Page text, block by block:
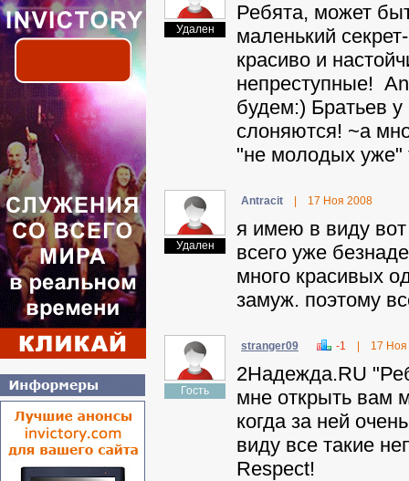
Удален
Ребята, может
маленький
красиво и
непреступные!
будем:) Братьев
слоняются! ~а
"не молодых уже"
Удален
Antracit 17 Ноя 2008
я имею в виду вот
всего уже
много красивых
замуж. поэтому
Гость
stranger09 -1 17
2Haдeждa.RU
мне открыть вам
когда за ней
виду все такие
Respect!